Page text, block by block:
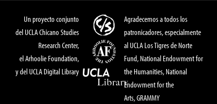
Un proyecto conjunto
del UCLA Chicano Studies
Research Center,
el Arhoolie Foundation,
y del UCLA Digital Library
Agradecemos a todos los
patronicadores, especialmente
al UCLA Los Tigres de Norte
Fund, National Endowment for
the Humanities, National
Endowment for the
Arts, GRAMMY